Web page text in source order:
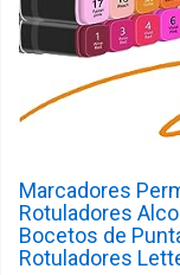
Marcadores
Rotuladores
Bocetos de
Rotuladores